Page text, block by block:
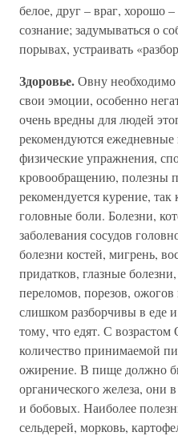
белое, друг – враг, хорошо
сознание; задумываться о
порывах, устраивать
Здоровье.Овну необходимо
свои эмоции, особенно
очень вредны для людей
рекомендуются ежедневные
физические упражнения,
кровообращению, полезны
рекомендуется курение,
головные боли. Болезни,
заболевания сосудов
болезни костей, мигрень,
придатков, глазные
переломов, порезов,
слишком разборчивы в еде
тому, что едят. С
количество принимаемой
ожирение. В пище должно
органического железа, они
и бобовых. Наиболее
сельдерей, морковь,